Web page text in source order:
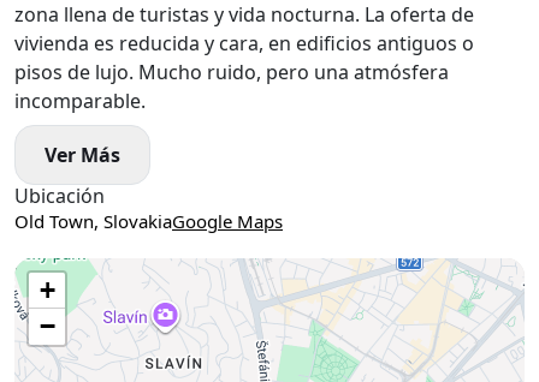
zona llena de turistas y vida nocturna. La oferta de
vivienda es reducida y cara, en edificios antiguos o
pisos de lujo. Mucho ruido, pero una atmósfera
incomparable.
Ver Más
Ubicación
Old Town, SlovakiaGoogle Maps
+
−
Use two fingers to move the map